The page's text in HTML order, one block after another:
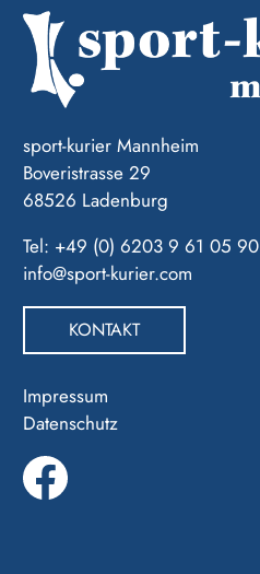
sport-kurier Mannheim
Boveristrasse 29
68526 Ladenburg
Tel: +49 (0) 6203 9 61 05 90
info@sport-kurier.com
KONTAKT
Impressum
Datenschutz